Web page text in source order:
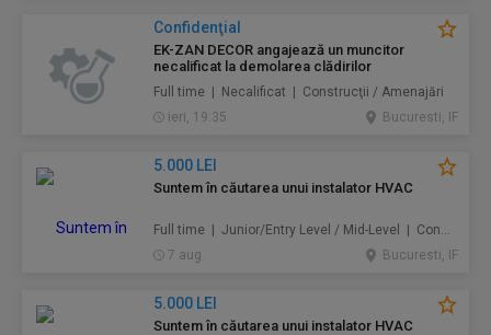
Confidenţial
EK-ZAN DECOR angajează un muncitor
necalificat la demolarea clădirilor
Full time | Necalificat | Construcţii / Amenajări
ieri, 19:35
Bucuresti, IF
5.000 LEI
Suntem în căutarea unui instalator HVAC
Full time | Junior/Entry Level / Mid-Level | Construcţii / Amenajări
7 aug.
Bucuresti, IF
5.000 LEI
Suntem în căutarea unui instalator HVAC